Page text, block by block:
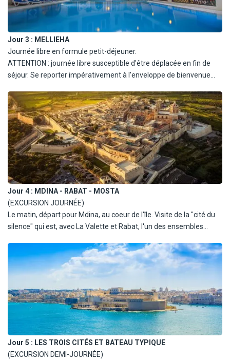
Jour 3 : MELLIEHA
Journée libre en formule petit-déjeuner.
ATTENTION : journée libre susceptible d'être déplacée en fin de
séjour. Se reporter impérativement à l'enveloppe de bienvenue
excursions.
Jour 4 : MDINA - RABAT - MOSTA
(EXCURSION JOURNÉE)
Le matin, départ pour Mdina, au coeur de l'île. Visite de la "cité du
silence" qui est, avec La Valette et Rabat, l'un des ensembles
capitale, ville historique et ville musée, enserre dans ses remparts
un dédale de rues étroites bordées de belles demeures, d'églises
baroques, de couvents et palais. Visite ensuite à Rabat des
catacombes des premiers chrétiens avant de se diriger vers les
falaises de Dingli. Déjeuner puis visite du jardin botanique de San
Anton situé près du palais présidentiel. Arrêt au centre artisanal à
Ta'Qali et découverte de l'église de Mosta
Jour 5 : LES TROIS CITÉS ET BATEAU TYPIQUE
(EXCURSION DEMI-JOURNÉE)